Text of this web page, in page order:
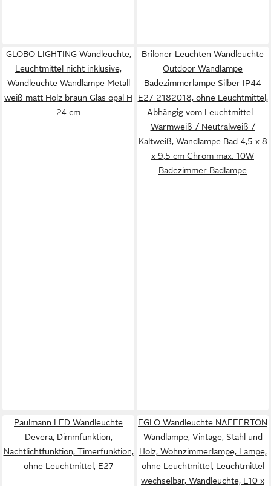
GLOBO LIGHTING Wandleuchte,
Leuchtmittel nicht inklusive,
Wandleuchte Wandlampe Metall
weiß matt Holz braun Glas opal H
24 cm
Briloner Leuchten Wandleuchte
Outdoor Wandlampe
Badezimmerlampe Silber IP44
E27 2182018, ohne Leuchtmittel,
Abhängig vom Leuchtmittel -
Warmweiß / Neutralweiß /
Kaltweiß, Wandlampe Bad 4,5 x 8
x 9,5 cm Chrom max. 10W
Badezimmer Badlampe
Paulmann LED Wandleuchte
Devera, Dimmfunktion,
Nachtlichtfunktion, Timerfunktion,
ohne Leuchtmittel, E27
EGLO Wandleuchte NAFFERTON
Wandlampe, Vintage, Stahl und
Holz, Wohnzimmerlampe, Lampe,
ohne Leuchtmittel, Leuchtmittel
wechselbar, Wandleuchte, L10 x